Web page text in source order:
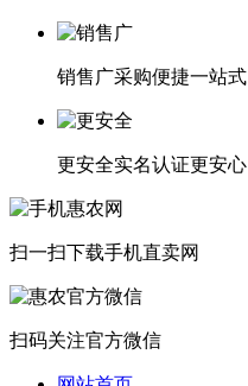
销售广采购便捷一站式
更安全实名认证更安心
扫一扫下载手机直卖网
扫码关注官方微信